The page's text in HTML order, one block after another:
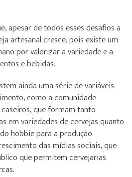
apesar de todos esses desafios a
artesanal cresce, pois existe um
por valorizar a variedade e a
e bebidas.
ainda uma série de variáveis
como a comunidade
que formam tanto
em variedades de cervejas quanto
hobbie para a produção
das mídias sociais, que
que permitem cervejarias